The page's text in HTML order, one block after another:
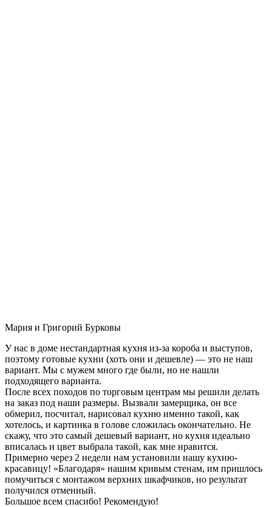
Мария и Григорий Бурковы
У нас в доме нестандартная кухня из-за короба и выступов,
поэтому готовые кухни (хоть они и дешевле) — это не наш
вариант. Мы с мужем много где были, но не нашли
подходящего варианта.
После всех походов по торговым центрам мы решили делать
на заказ под наши размеры. Вызвали замерщика, он все
обмерил, посчитал, нарисовал кухню именно такой, как
хотелось, и картинка в голове сложилась окончательно. Не
скажу, что это самый дешевый вариант, но кухня идеально
вписалась и цвет выбрала такой, как мне нравится.
Примерно через 2 недели нам установили нашу кухню-
красавицу! «Благодаря» нашим кривым стенам, им пришлось
помучиться с монтажом верхних шкафчиков, но результат
получился отменный.
Большое всем спасибо! Рекомендую!